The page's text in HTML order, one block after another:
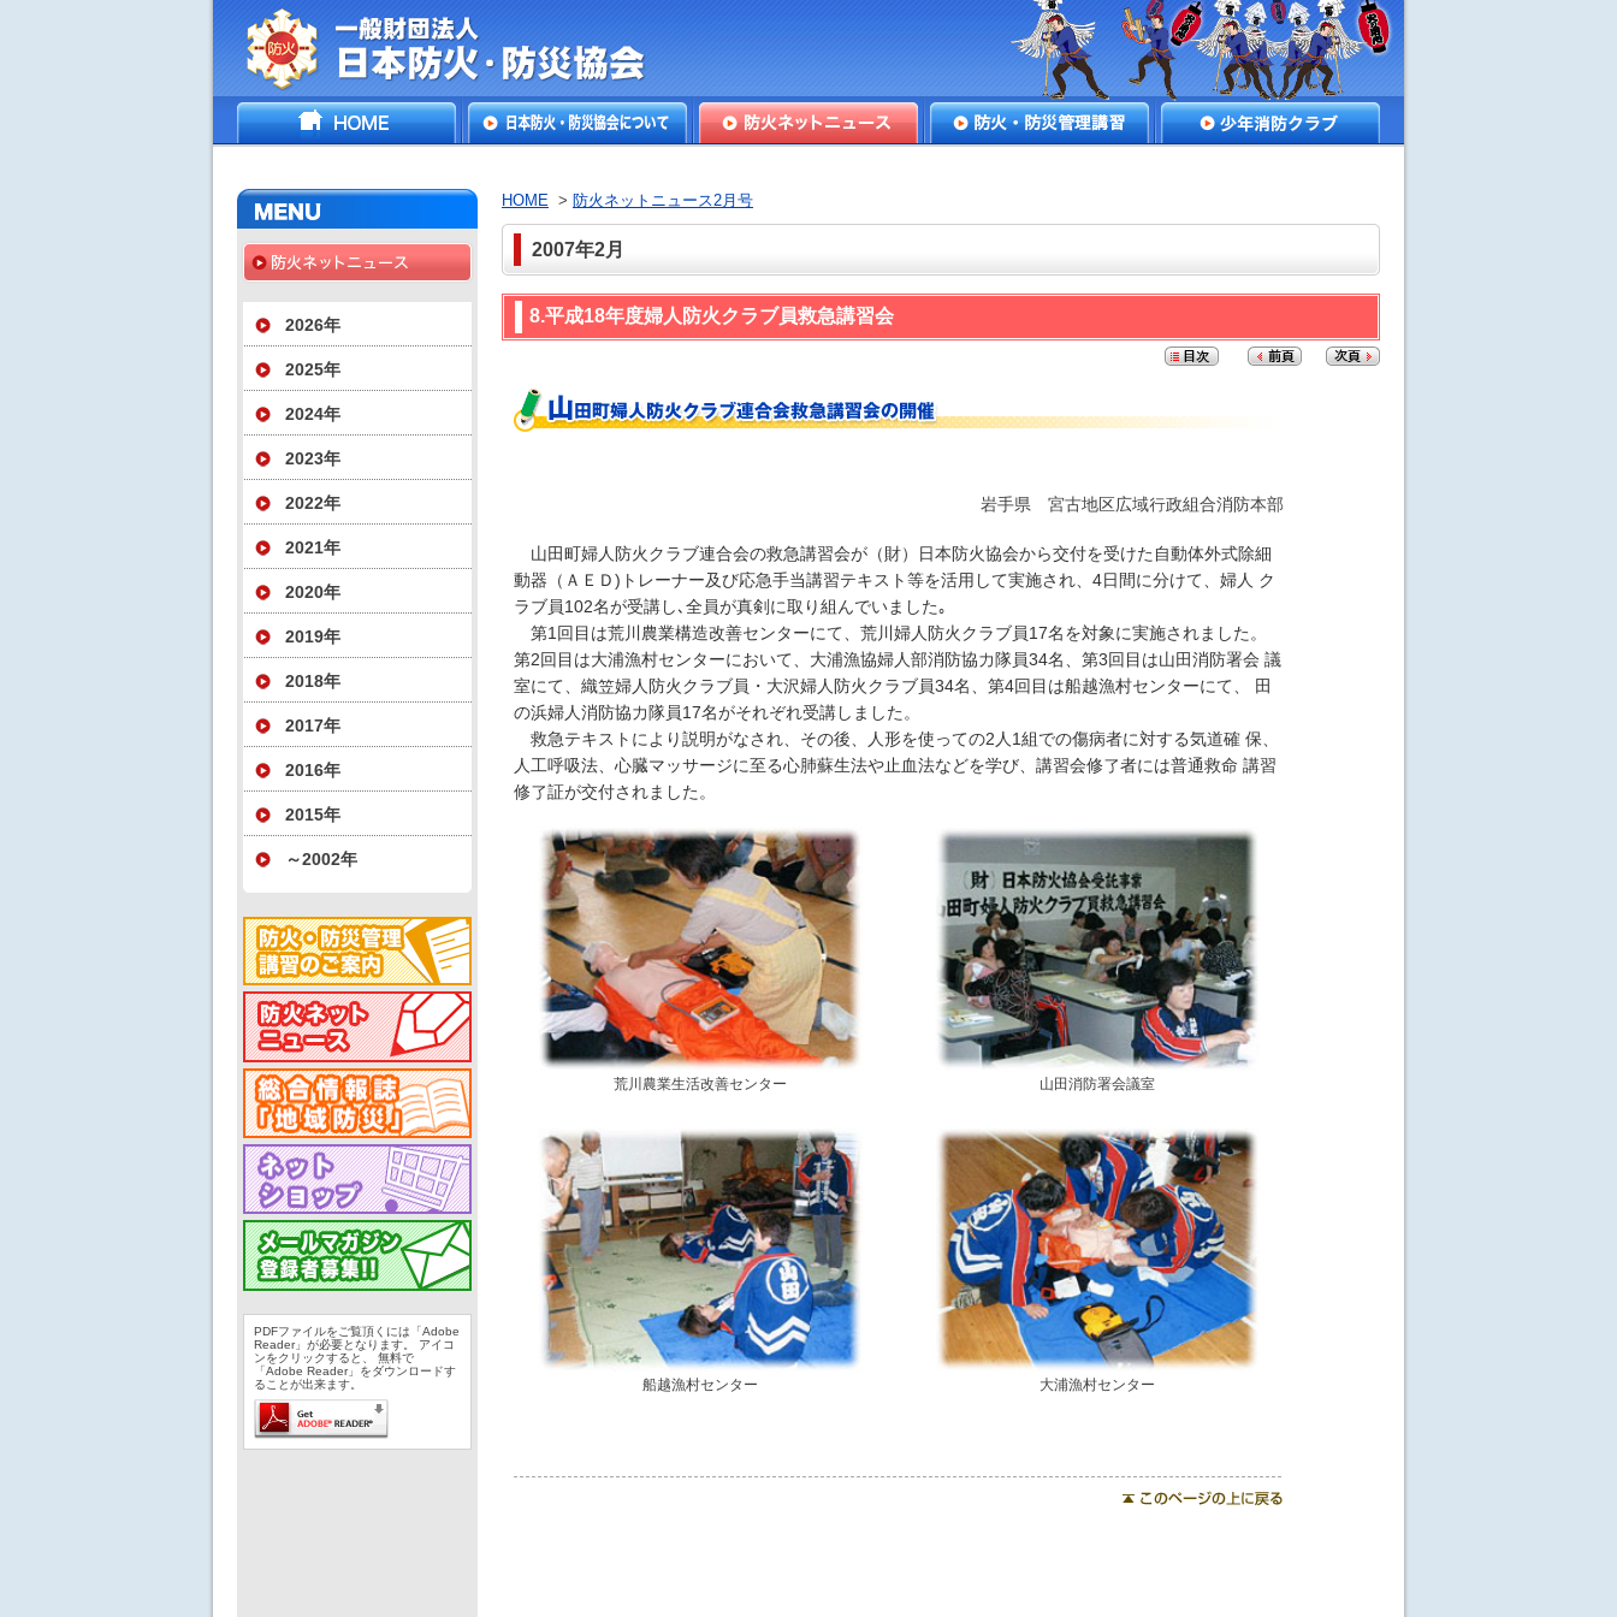
一般財団法人日本防火・防
HOME
2026年
2025年
2024年
2023年
2022年
2021年
2020年
2019年
2018年
2017年
2016年
2015年
～2002年
PDFファイルをご覧頂くには「Adobe
Reader」が必要となります。 アイコ
ンをクリックすると、 無料で
「Adobe Reader」をダウンロードす
ることが出来ます。
HOME > 防火ネットニュース2月号
2007年2月
8.平成18年度婦人防火クラブ員救急講習会
岩手県 宮古地区広域行政組合消防本部
山田町婦人防火クラブ連合会の救急講習会が（財）日本防火協会から交付を受けた自動体外式除細
動器（ＡＥＤ)トレーナー及び応急手当講習テキスト等を活用して実施され、4日間に分けて、婦人 ク
ラブ員102名が受講し､全員が真剣に取り組んでいました｡
第1回目は荒川農業構造改善センターにて、荒川婦人防火クラブ員17名を対象に実施されました。
第2回目は大浦漁村センターにおいて、大浦漁協婦人部消防協力隊員34名、第3回目は山田消防署会 議
室にて、織笠婦人防火クラブ員・大沢婦人防火クラブ員34名、第4回目は船越漁村センターにて、 田
の浜婦人消防協力隊員17名がそれぞれ受講しました。
救急テキストにより説明がなされ、その後、人形を使っての2人1組での傷病者に対する気道確 保、
人工呼吸法、心臓マッサージに至る心肺蘇生法や止血法などを学び、講習会修了者には普通救命 講習
修了証が交付されました。
荒川農業生活改善センター 山田消防署会議室
船越漁村センター 大浦漁村センター